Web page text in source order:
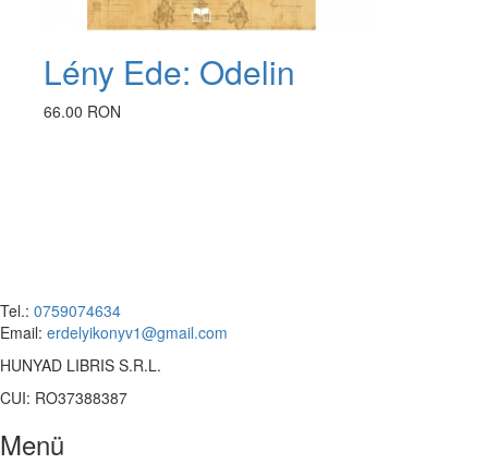
Lény Ede: Odelin
66.00 RON
Tel.: 0759074634
Email: erdelyikonyv1@gmail.com
HUNYAD LIBRIS S.R.L.
CUI: RO37388387
Menü